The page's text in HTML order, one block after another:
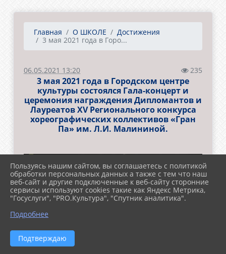
Главная О ШКОЛЕ
Достижения
3 мая 2021 года в Горо...
06.05.2021 13:20 235
3 мая 2021 года в Городском центре
культуры состоялся Гала-концерт и
церемония награждения Дипломантов и
Лауреатов ХV Регионального конкурса
хореографических коллективов «Гран
Па» им. Л.И. Малининой.
Пользуясь нашим сайтом, вы соглашаетесь с политикой
обработки персональных данных а также с тем что наш
веб-сайт и другие подключенные к веб-сайту сторонние
сервисы используют cookies такие как Яндекс Метрика,
"Госуслуги", "PRO.Культура", "Спутник аналитика".
Подробнее
Подтверждаю